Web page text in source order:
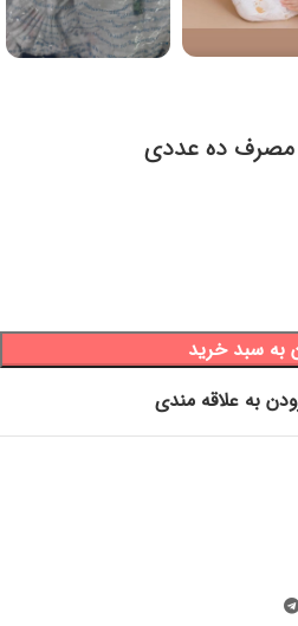
مصرف ده عددی
به سبد خرید
به علاقه مندی